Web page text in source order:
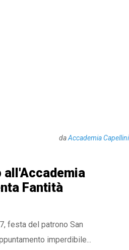
daAccademia Capellini
all'Accademia
Fantità
festa del patrono San
imperdibile...